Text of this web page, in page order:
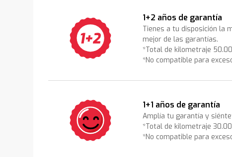
1+2 años de garantía
Tienes a tu disposición la
mejor de las garantías.
*Total de kilometraje
*No compatible para
1+1 años de garantía
Amplía tu garantía y
*Total de kilometraje
*No compatible para